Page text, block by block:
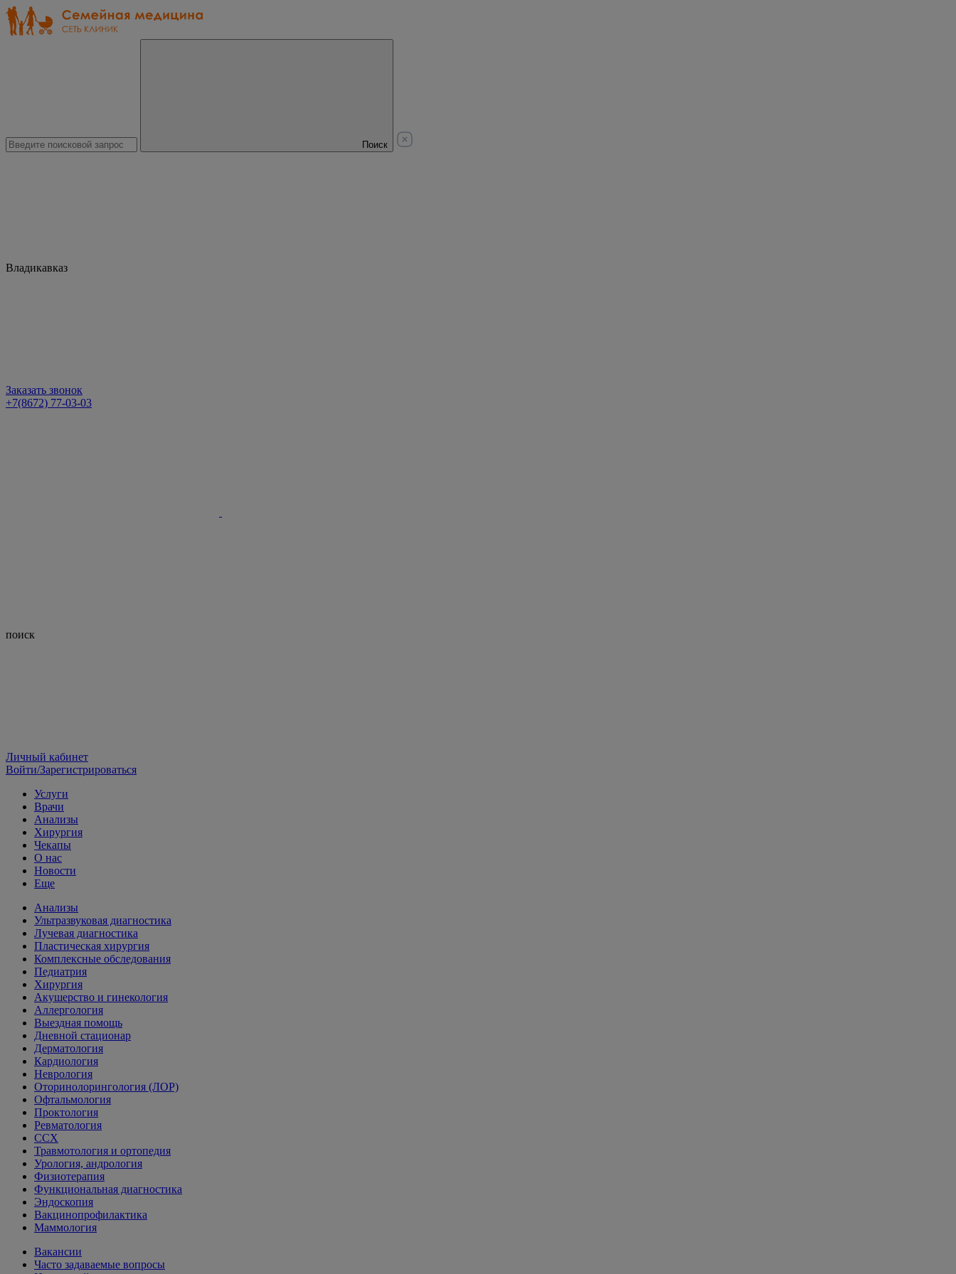
Поиск
Владикавказ
Заказать звонок
+7(8672) 77-03-03
поиск
Личный кабинет
Войти/Зарегистрироваться
Услуги
Врачи
Анализы
Хирургия
Чекапы
О нас
Новости
Еще
Анализы
Ультразвуковая диагностика
Лучевая диагностика
Пластическая хирургия
Комплексные обследования
Педиатрия
Хирургия
Акушерство и гинекология
Аллергология
Выездная помощь
Дневной стационар
Дерматология
Кардиология
Неврология
Оторинолорингология (ЛОР)
Офтальмология
Проктология
Ревматология
ССХ
Травмотология и ортопедия
Урология, андрология
Физиотерапия
Функциональная диагностика
Эндоскопия
Вакцинопрофилактика
Маммология
Вакансии
Часто задаваемые вопросы